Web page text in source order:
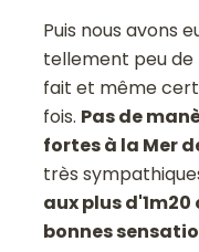
Puis nous avons
tellement peu de
fait et même
fois. Pas de
fortes à la Mer
très
aux plus
bonnes